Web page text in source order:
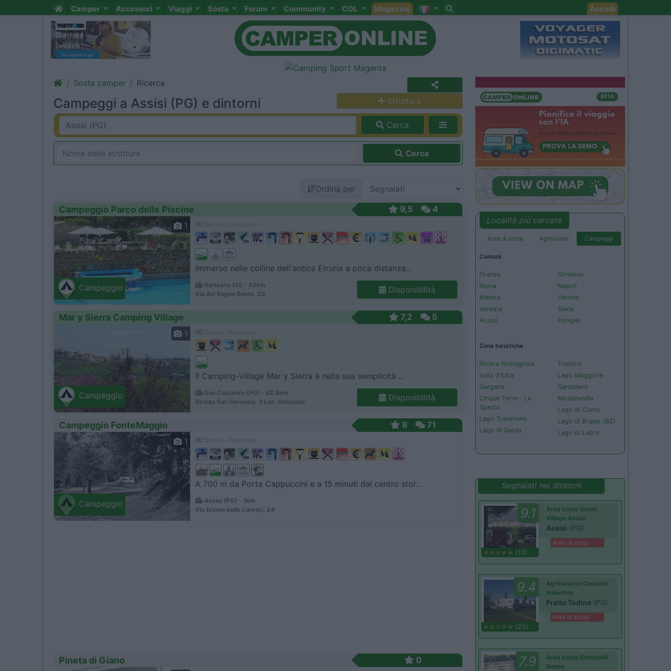
Camper Accessori Viaggi Sosta Forum Community COL Magazine Accedi
Sosta camper Ricerca
Campeggi a Assisi (PG) e dintorni Struttura
Cerca
Cerca
Ordina per
Campeggio Parco delle Piscine 9,5 4
Campeggio
1
Immerso nelle colline dell'antica Etruria a poca distanza...
Sarteano (SI) - 62km
Via del Bagno Santo, 29
Disponibilità
Mar y Sierra Camping Village 7,2 5
Campeggio
1
Il Camping-Village Mar y Sierra è nella sua semplicità ...
San Costanzo (PU) - 82.8km
Strada San Gervasio, 3 Loc. Stacciola
Disponibilità
Campeggio FonteMaggio 8 71
Campeggio
1
A 700 m da Porta Cappuccini e a 15 minuti dal centro stor...
Assisi (PG) - 1km
Via Eremo delle Carceri, 24
Pineta di Giano 0
Località più cercate
Aree di sosta Agriturismi Campeggi
Comuni
Firenze
Roma
Matera
Venezia
Assisi
Sirmione
Napoli
Verona
Siena
Pompei
Zone turistiche
Riviera Romagnola
Isola d'Elba
Gargano
Cinque Terre - La
Spezia
Lago Trasimeno
Lago di Garda
Trentino
Lago Maggiore
Gardaland
Mirabilandia
Lago di Como
Lago di Braies (BZ)
Lago di Ledro
Segnalati nei dintorni
9.1
(10)
Area sosta Green
Village Assisi
Assisi (PG)
Area di sosta
9.4
(25)
Agriturismo Consalvi
Valentina
Fratta Todina (PG)
Area di sosta
7.9
Area sosta Battistelli
Renzo